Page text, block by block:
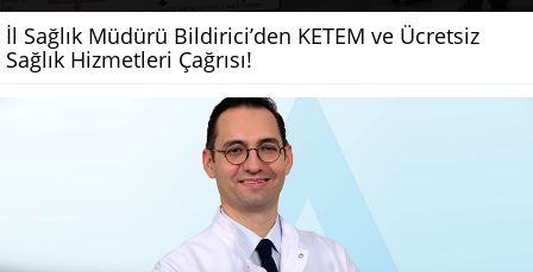
İl Sağlık Müdürü Bildirici’den KETEM ve Ücretsiz
Sağlık Hizmetleri Çağrısı!